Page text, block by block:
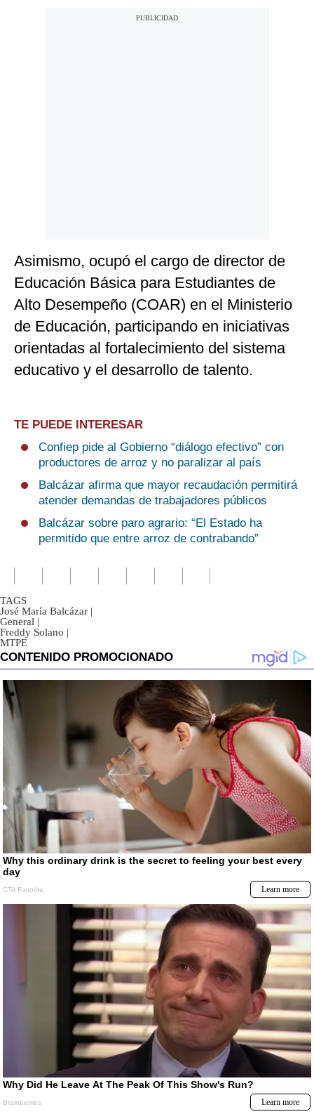
Asimismo, ocupó el cargo de director de
Educación Básica para Estudiantes de
Alto Desempeño (COAR) en el Ministerio
de Educación, participando en iniciativas
orientadas al fortalecimiento del sistema
educativo y el desarrollo de talento.
TE PUEDE INTERESAR
Confiep pide al Gobierno “diálogo efectivo” con
productores de arroz y no paralizar al país
Balcázar afirma que mayor recaudación permitirá
atender demandas de trabajadores públicos
Balcázar sobre paro agrario: “El Estado ha
permitido que entre arroz de contrabando”
TAGS
José María Balcázar |
General |
Freddy Solano |
MTPE